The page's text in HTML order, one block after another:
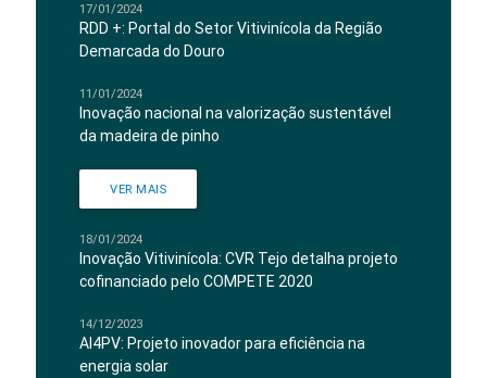
17/01/2024
RDD +: Portal do Setor Vitivinícola da Região
Demarcada do Douro
11/01/2024
Inovação nacional na valorização sustentável
da madeira de pinho
VER MAIS
18/01/2024
Inovação Vitivinícola: CVR Tejo detalha projeto
cofinanciado pelo COMPETE 2020
14/12/2023
AI4PV: Projeto inovador para eficiência na
energia solar